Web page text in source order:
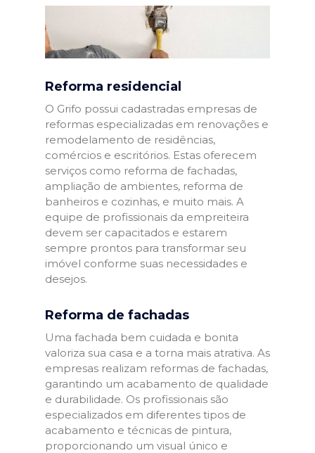
Reforma residencial
O Grifo possui cadastradas empresas de
reformas especializadas em renovações e
remodelamento de residências,
comércios e escritórios. Estas oferecem
serviços como reforma de fachadas,
ampliação de ambientes, reforma de
banheiros e cozinhas, e muito mais. A
equipe de profissionais da empreiteira
devem ser capacitados e estarem
sempre prontos para transformar seu
imóvel conforme suas necessidades e
desejos.
Reforma de fachadas
Uma fachada bem cuidada e bonita
valoriza sua casa e a torna mais atrativa. As
empresas realizam reformas de fachadas,
garantindo um acabamento de qualidade
e durabilidade. Os profissionais são
especializados em diferentes tipos de
acabamento e técnicas de pintura,
proporcionando um visual único e